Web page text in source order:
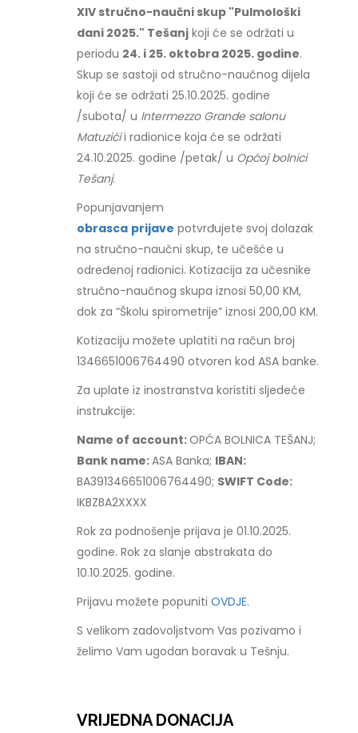
XIV stručno-naučni skup "Pulmološki
dani 2025." Tešanj koji će se održati u
periodu 24. i 25. oktobra 2025. godine.
Skup se sastoji od stručno-naučnog dijela
koji će se održati 25.10.2025. godine
/subota/ u Intermezzo Grande salonu
Matuzićii radionice koja će se održati
24.10.2025. godine /petak/ u Općoj bolnici
Tešanj.
Popunjavanjem
obrasca prijave potvrđujete svoj dolazak
na stručno-naučni skup, te učešće u
određenoj radionici. Kotizacija za učesnike
stručno-naučnog skupa iznosi 50,00 KM,
dok za “Školu spirometrije” iznosi 200,00 KM.
Kotizaciju možete uplatiti na račun broj
1346651006764490 otvoren kod ASA banke.
Za uplate iz inostranstva koristiti sljedeće
instrukcije:
Name of account:OPĆA BOLNICA TEŠANJ;
Bank name:ASA Banka; IBAN:
BA391346651006764490; SWIFT Code:
IKBZBA2XXXX
Rok za podnošenje prijava je 01.10.2025.
godine. Rok za slanje abstrakata do
10.10.2025. godine.
Prijavu možete popunitiOVDJE.
S velikom zadovoljstvom Vas pozivamo i
želimo Vam ugodan boravak u Tešnju.
VRIJEDNA DONACIJA